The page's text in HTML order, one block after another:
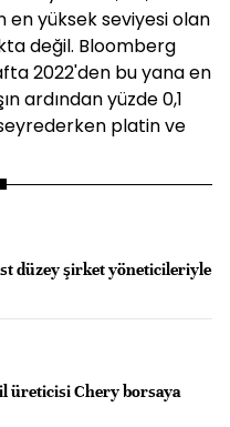
en yüksek seviyesi olan
değil. Bloomberg
2022'den bu yana en
ardından yüzde 0,1
platin ve
düzey şirket yöneticileriyle
üreticisi Chery borsaya